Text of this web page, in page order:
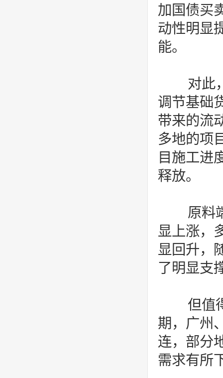
加国债买
动性明显
能。
对此
调节基础
带来的流
多地的项
目施工进
释放。
原料
显上涨，
显回升，
了明显支
但值
期，广州
连，部分
需求有所